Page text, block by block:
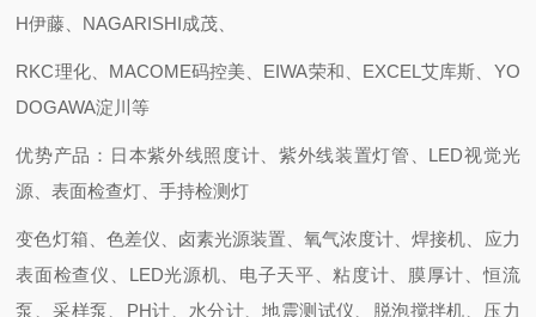
H伊藤、NAGARISHI成茂、
RKC理化、MACOME码控美、EIWA荣和、EXCEL艾库斯、YO
DOGAWA淀川等
优势产品：日本紫外线照度计、紫外线装置灯管、LED视觉光
源、表面检查灯、手持检测灯
变色灯箱、色差仪、卤素光源装置、氧气浓度计、焊接机、应力
表面检查仪、LED光源机、电子天平、粘度计、膜厚计、恒流
泵、采样泵、PH计、水分计、地震测试仪、脱泡搅拌机、压力